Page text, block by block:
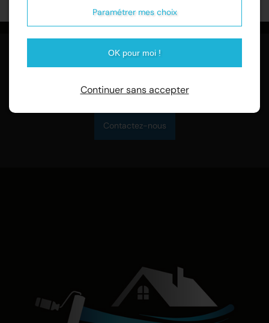
Contactez-nous
Paramétrer mes choix
OK pour moi !
Continuer sans accepter